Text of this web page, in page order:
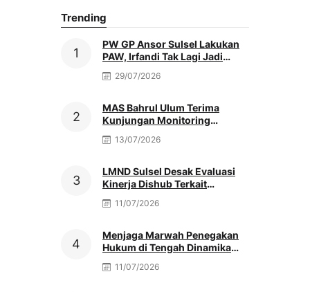
Trending
PW GP Ansor Sulsel Lakukan
PAW, Irfandi Tak Lagi Jadi
29/07/2026
MAS Bahrul Ulum Terima
Kunjungan Monitoring
Madrasah Nasional
13/07/2026
LMND Sulsel Desak Evaluasi
Kinerja Dishub Terkait
Antrean Solar
11/07/2026
Menjaga Marwah Penegakan
Hukum di Tengah Dinamika
Oleh: Muh. Afriansyah
11/07/2026